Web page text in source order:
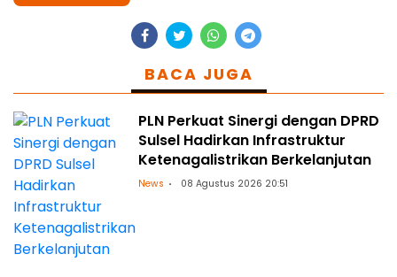
BACA JUGA
PLN Perkuat Sinergi dengan DPRD
Sulsel Hadirkan Infrastruktur
Ketenagalistrikan Berkelanjutan
News 08 Agustus 2026 20:51